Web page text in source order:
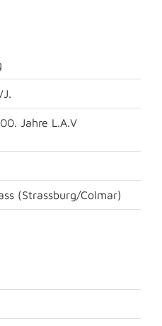
Jahre L.A.V
(Strassburg/Colmar)